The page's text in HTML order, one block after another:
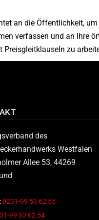
an die Öffentlichkeit,
verfassen und an Ihre
Preisgleitklauseln zu
des
Westfalen
Allee 53, 44269
0231-99 53 62 55
99 53 62 54